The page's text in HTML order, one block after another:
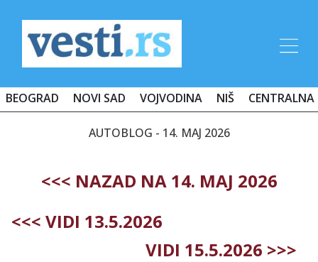
BEOGRAD NOVI SAD VOJVODINA NIŠ CENTRALNA
AUTOBLOG - 14. MAJ 2026
<<< NAZAD NA 14. MAJ 2026
<<< VIDI 13.5.2026
VIDI 15.5.2026 >>>